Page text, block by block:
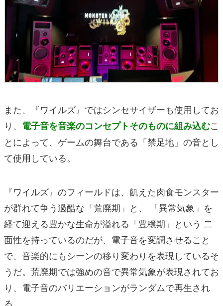
また、『ワイルズ』ではシンセサイザーも使用してお
り、 電子音を音楽のコンセプトそのものに組み込むこ
とによって、ゲームの舞台である「禁足地」の音とし
て使用している。
『ワイルズ』のフィールドは、飢えた肉食モンスター
が群れて争う過酷な「荒廃期」と、 「異常気象」を
経て迎える豊かな生命が溢れる「豊穣期」という 二
面性を持っているのだが、電子音を変調させること
で、音楽的にもシーンの移り変わりを表現しているそ
うだ。荒廃期では強めの音で異常気象が表現されてお
り、電子音のバリエーションがランダムで再生され
る。